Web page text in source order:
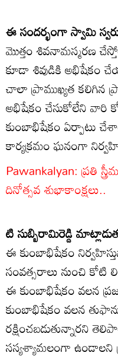
ఈ సందర్భంగా స్వామి
మొత్తం శివనామస్మరణ
కూడా శివుడికి అభిషేకం
చాలా ప్రాముఖ్యత కలిగిన
అభిషేకం చేసుకోలేని వారి
కుంబాభిషేకం ఏర్పాటు
కార్యక్రమం ఘనంగా
Pawankalyan: ప్రతి
దినోత్సవ శుభాకాంక్షలు..
టి సుబ్బిరామిరెడ్డి
ఈ కుంబాభిషేకం
సంవత్సరాలు నుంచి కోటి
ఈ కుంబాభిషేకం వలన
కుంబాభిషేకం వలన
రక్షించబడుతున్నారని
సస్యశ్యామలంగా ఉండాలని